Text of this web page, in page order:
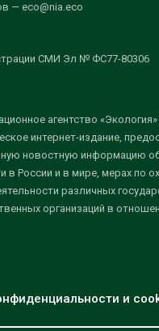
— eco@nia.eco
СМИ Эл № ФС77-80306
агентство
интернет-издание,
новостную информацию
в России и в мире, мерах по
различных
организаций в
и